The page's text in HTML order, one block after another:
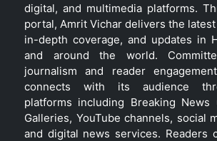
digital, and multimedia platforms.
portal, Amrit Vichar delivers the
in-depth coverage, and updates in
and around the world.
journalism and reader
connects with its audience
platforms including Breaking News
Galleries, YouTube channels, social
and digital news services. Readers